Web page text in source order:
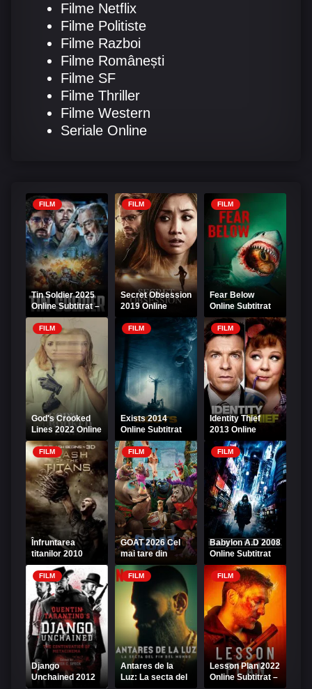
Filme Netflix
Filme Politiste
Filme Razboi
Filme Românești
Filme SF
Filme Thriller
Filme Western
Seriale Online
FILM
Tin Soldier 2025
Online Subtitrat –
Povestea unui
erou de oțel
FILM
Secret Obsession
2019 Online
FILM
Fear Below
Online Subtitrat
FILM
God's Crooked
Lines 2022 Online
Subtitrat HD
FILM
Exists 2014
Online Subtitrat
FILM
Identity Thief
2013 Online
Subtitrat – Hoața
de identitate
FILM
Înfruntarea
titanilor 2010
Online Subtitrat
FILM
GOAT 2026 Cel
mai tare din
parcare Online
Subtitrat
FILM
Babylon A.D 2008
Online Subtitrat
FILM
Django
Unchained 2012
FILM
Antares de la
Luz: La secta del
FILM
Lesson Plan 2022
Online Subtitrat –